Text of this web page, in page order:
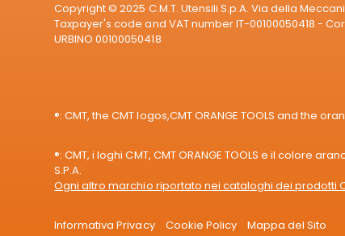
Copyright © 2025 C.M.T. Utensili S.p.A. Via della
Taxpayer's code and VAT number IT-00100050418 -
URBINO 00100050418
®: CMT, the CMT logos,CMT ORANGE TOOLS and the
®: CMT, i loghi CMT, CMT ORANGE TOOLS e il colore
S.P.A.
Ogni altro marchio riportato nei cataloghi dei prodotti
Informativa Privacy Cookie Policy Mappa del Sito